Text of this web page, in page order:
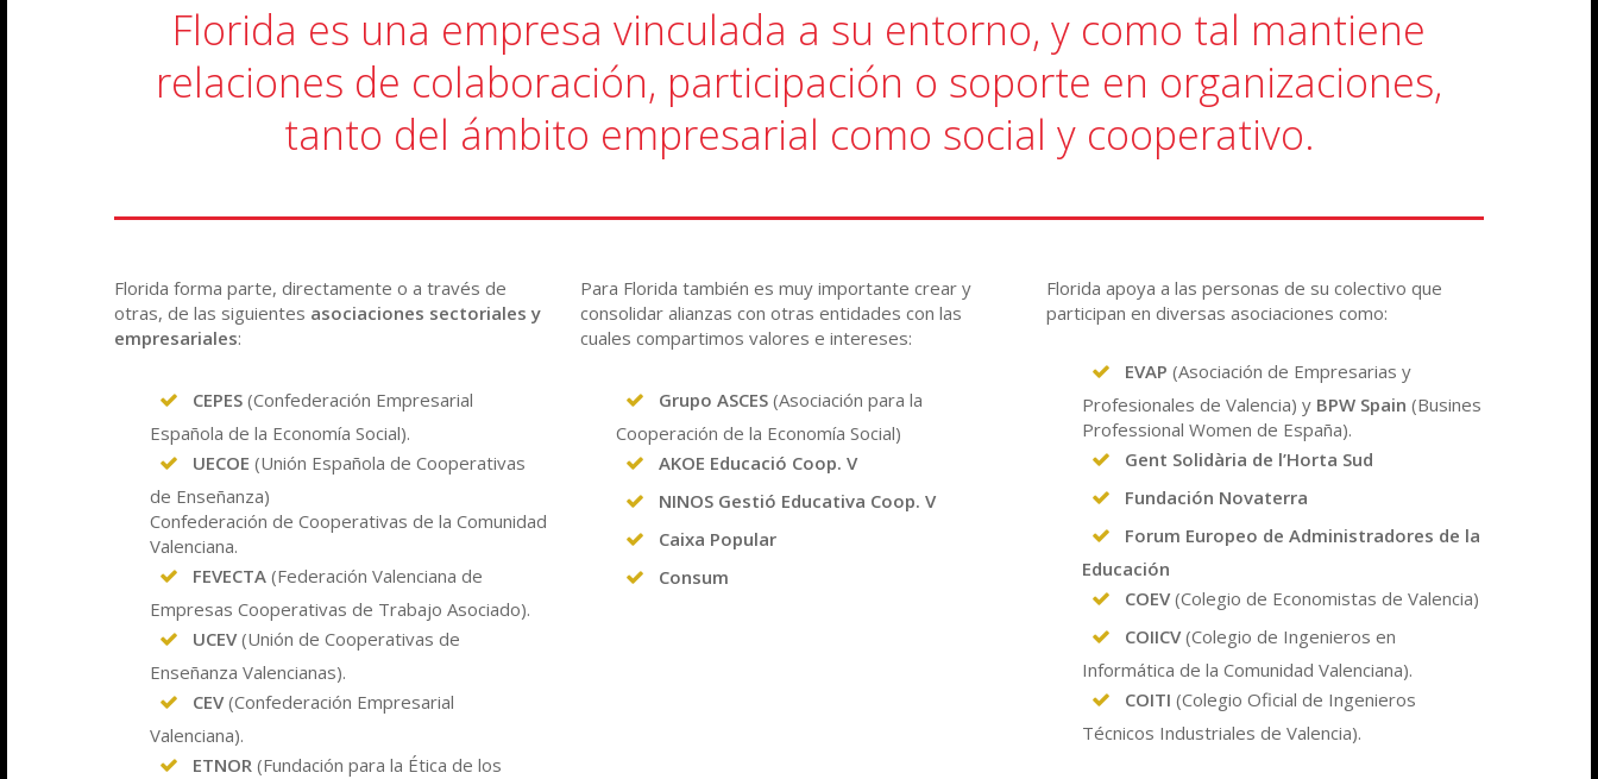
Florida es una empresa vinculada a su entorno, y como tal mantiene
relaciones de colaboración, participación o soporte en organizaciones,
tanto del ámbito empresarial como social y cooperativo.
Florida forma parte, directamente o a través de
otras, de las siguientes asociaciones sectoriales y
empresariales:
CEPES (Confederación Empresarial
Española de la Economía Social).
UECOE (Unión Española de Cooperativas
de Enseñanza)
Confederación de Cooperativas de la Comunidad
Valenciana.
FEVECTA (Federación Valenciana de
Empresas Cooperativas de Trabajo Asociado).
UCEV(Unión de Cooperativas de
Enseñanza Valencianas).
CEV(Confederación Empresarial
Valenciana).
ETNOR (Fundación para la Ética de los
Para Florida también es muy importante crear y
consolidar alianzas con otras entidades con las
cuales compartimos valores e intereses:
Grupo ASCES (Asociación para la
Cooperación de la Economía Social)
AKOE Educació Coop. V
NINOS Gestió Educativa Coop. V
Caixa Popular
Consum
Florida apoya a las personas de su colectivo que
participan en diversas asociaciones como:
EVAP (Asociación de Empresarias y
Profesionales de Valencia) y BPW Spain (Busines
Professional Women de España).
Gent Solidària de l’Horta Sud
Fundación Novaterra
Forum Europeo de Administradores de la
Educación
COEV(Colegio de Economistas de Valencia)
COIICV(Colegio de Ingenieros en
Informática de la Comunidad Valenciana).
COITI (Colegio Oficial de Ingenieros
Técnicos Industriales de Valencia).